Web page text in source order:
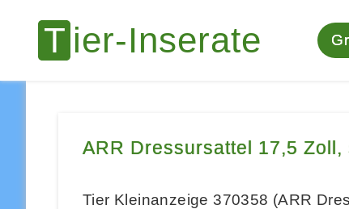
ARR Dressursattel 17,5
Tier Kleinanzeige 370358 (ARR